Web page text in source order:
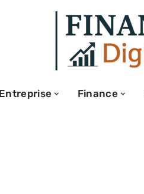
Entreprise Finance